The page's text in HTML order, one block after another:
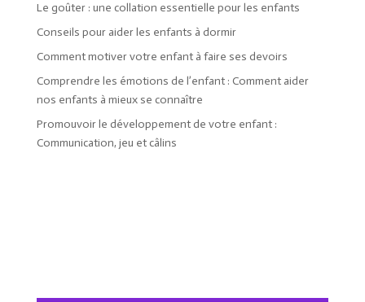
Le goûter : une collation essentielle pour les enfants
Conseils pour aider les enfants à dormir
Comment motiver votre enfant à faire ses devoirs
Comprendre les émotions de l’enfant : Comment aider
nos enfants à mieux se connaître
Promouvoir le développement de votre enfant :
Communication, jeu et câlins